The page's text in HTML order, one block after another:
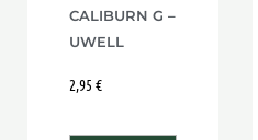
CALIBURN G –
UWELL
2,95 €